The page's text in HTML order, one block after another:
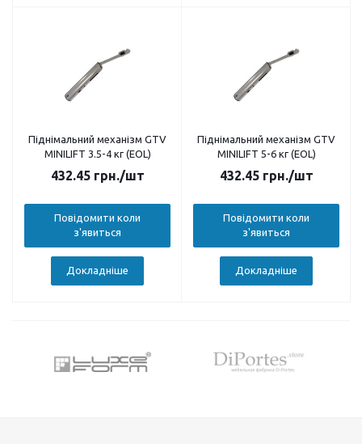
Піднімальний механізм GTV
MINILIFT 3.5-4 кг (EOL)
432.45грн./шт
Повідомити коли
з'явиться
Докладніше
Піднімальний механізм GTV
MINILIFT 5-6 кг (EOL)
432.45грн./шт
Повідомити коли
з'явиться
Докладніше